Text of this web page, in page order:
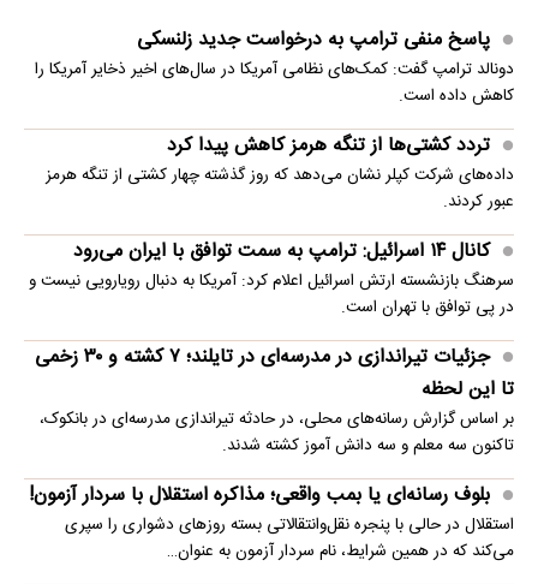
پاسخ منفی ترامپ به درخواست جدید زلنسکی
دونالد ترامپ گفت: کمک‌های نظامی آمریکا در سال‌های اخیر ذخایر آمریکا را
کاهش داده است.
تردد کشتی‌ها از تنگه هرمز کاهش پیدا کرد
داده‌های شرکت کپلر نشان می‌دهد که روز گذشته چهار کشتی از تنگه هرمز
عبور کردند.
کانال ۱۴ اسرائیل: ترامپ به سمت توافق با ایران می‌رود
سرهنگ بازنشسته ارتش اسرائیل اعلام کرد: آمریکا به دنبال رویارویی نیست و
در پی توافق با تهران است.
جزئیات تیراندازی در مدرسه‌ای در تایلند؛ ۷ کشته و ۳۰ زخمی
تا این لحظه
بر اساس گزارش رسانه‌های محلی، در حادثه تیراندازی مدرسه‌ای در بانکوک،
تاکنون سه معلم و سه دانش آموز کشته شدند.
بلوف رسانه‌ای یا بمب واقعی؛ مذاکره استقلال با سردار آزمون!
استقلال در حالی با پنجره نقل‌وانتقالاتی بسته روزهای دشواری را سپری
می‌کند که در همین شرایط، نام سردار آزمون به عنوان…